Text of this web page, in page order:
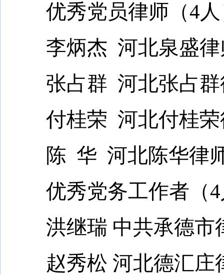
优秀党员律师（4人
李炳杰 河北泉盛律
张占群 河北张占群
付桂荣 河北付桂荣
陈 华 河北陈华律
优秀党务工作者（4
洪继瑞 中共承德市
赵秀松 河北德汇庄